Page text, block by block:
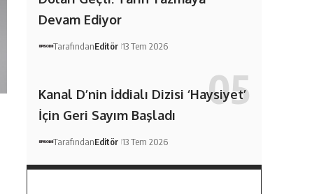
Devam Ediyor
TarafındanEditör 13 Tem 2026
Kanal D’nin İddialı Dizisi ‘Haysiyet’
İçin Geri Sayım Başladı
TarafındanEditör 13 Tem 2026